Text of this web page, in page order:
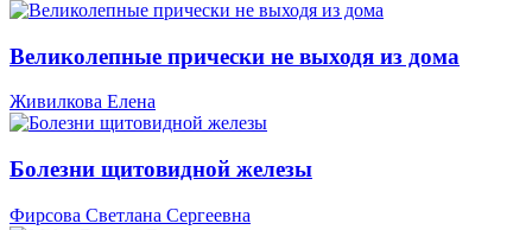
Великолепные прически не выходя из дома
Живилкова Елена
Болезни щитовидной железы
Фирсова Светлана Сергеевна